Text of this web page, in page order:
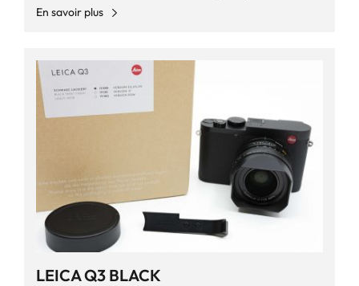
En savoir plus
LEICA Q3 BLACK